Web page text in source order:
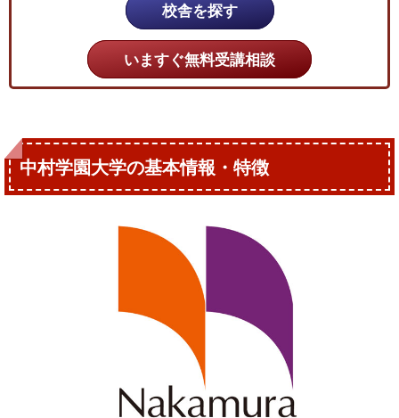
校舎を探す
いますぐ無料受講相談
中村学園大学の基本情報・特徴